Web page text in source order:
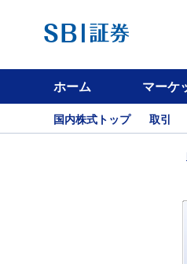
ホーム マーケ
国内株式トップ 取引